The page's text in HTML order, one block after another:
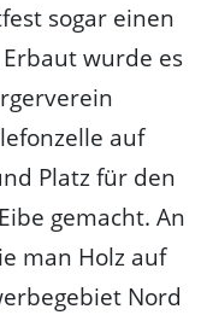
sogar einen
wurde es
auf
Platz für den
gemacht. An
man Holz auf
Nord